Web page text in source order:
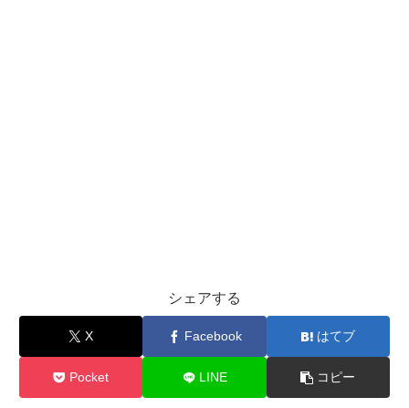
シェアする
X Facebook はてブ
Pocket LINE コピー